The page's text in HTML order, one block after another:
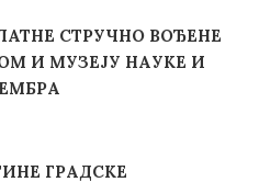
СТРУЧНО ВОЂЕНЕ
И МУЗЕЈУ НАУКЕ И
ГРАДСКЕ